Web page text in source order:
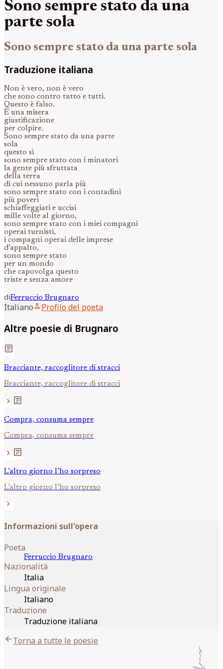
Sono sempre stato da una
parte sola
Sono sempre stato da una parte sola
Traduzione italiana
Non è vero, non è vero
che sono contro tutto e tutti.
Questo è falso.
È una misera
giustificazione
per colpire.
Sono sempre stato da una parte
sola
questo sì
sono sempre stato con i minatori
la gente più sfruttata
della terra
di cui nessuno parla più
sono sempre stato con i contadini
più poveri
schiaffeggiati e uccisi
mille volte al giorno,
sono sempre stato con i miei compagni
operai turnisti,
i compagni operai delle imprese
d’appalto,
sono sempre stato
per un mondo
che capovolga questo
triste e senza amore
diFerruccio Brugnaro
Italianoperson Profilo del poeta
Altre poesie di Brugnaro
article
Bracciante, raccoglitore di stracci
Bracciante, raccoglitore di stracci
chevron_right article
Compra, consuma sempre
Compra, consuma sempre
chevron_right article
L’altro giorno l’ho sorpreso
L’altro giorno l’ho sorpreso
chevron_right
Informazioni sull'opera
Poeta
Ferruccio Brugnaro
Nazionalità
Italia
Lingua originale
Italiano
Traduzione
Traduzione italiana
arrow_backTorna a tutte le poesie